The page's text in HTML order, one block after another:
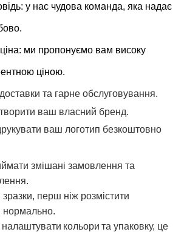
у нас чудова команда, яка надає
ми пропонуємо вам високу
ціною.
та гарне обслуговування.
ваш власний бренд.
ваш логотип безкоштовно
змішані замовлення та
перш ніж розмістити
нормально.
налаштувати кольори та упаковку, це